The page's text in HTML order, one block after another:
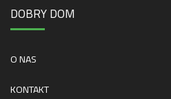
DOBRY DOM
O NAS
KONTAKT